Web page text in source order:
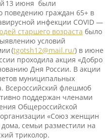
13 июня были
поведению граждан 65+ в
инфекции COVID —
старшего возраста было
условий
(tgotsh12@mail.ru/) в июне
проходила акция «Добро
Дня России. В акции
муниципальных
Всероссийский флешмоб
поддержан членами
Общероссийской
«Союз женщин
семьи разместили на
триколор.